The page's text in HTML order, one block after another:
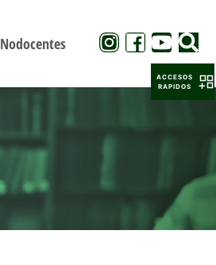
Nodocentes
ACCESOS
RAPIDOS